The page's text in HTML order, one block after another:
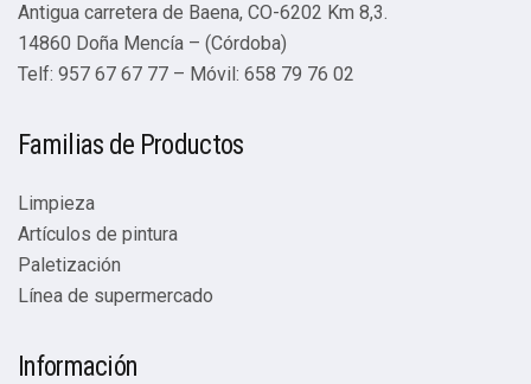
Antigua carretera de Baena, CO-6202 Km 8,3.
14860 Doña Mencía – (Córdoba)
Telf: 957 67 67 77 – Móvil: 658 79 76 02
Familias de Productos
Limpieza
Artículos de pintura
Paletización
Línea de supermercado
Información